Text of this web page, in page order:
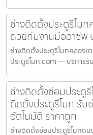
ช่างติดตั้งประตูรีโม
ด้วยทีมงานมืออาชีพ
ช่างติดตั้งประตูรีโมทคลอง
ประตูรีโมท.com — บริการ
ช่างติดตั้งซ่อมประตู
ติดตั้งประตูรีโมท รับ
อัตโนมัติ ราคาถูก
ช่างติดตั้งซ่อมประตูรีโมทถ